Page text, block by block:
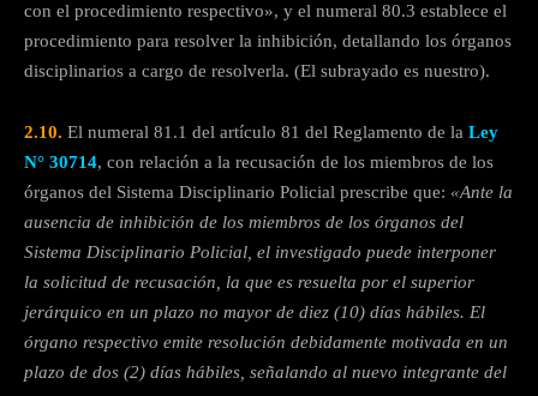
con el procedimiento respectivo», y el numeral 80.3 establece el
procedimiento para resolver la inhibición, detallando los órganos
disciplinarios a cargo de resolverla. (El subrayado es nuestro).
2.10. El numeral 81.1 del artículo 81 del Reglamento de la Ley
N° 30714, con relación a la recusación de los miembros de los
órganos del Sistema Disciplinario Policial prescribe que: «Ante la
ausencia de inhibición de los miembros de los órganos del
Sistema Disciplinario Policial, el investigado puede interponer
la solicitud de recusación, la que es resuelta por el superior
jerárquico en un plazo no mayor de diez (10) días hábiles. El
órgano respectivo emite resolución debidamente motivada en un
plazo de dos (2) días hábiles, señalando al nuevo integrante del